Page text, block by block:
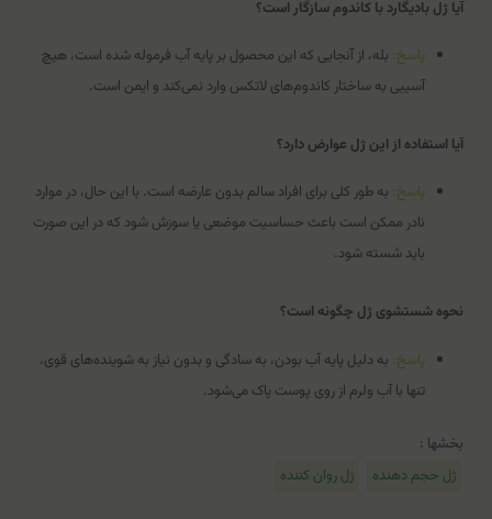
آیا ژل بادیگارد با کاندوم سازگار است؟
پاسخ: بله، از آنجایی که این محصول بر پایه آب فرموله شده است، هیچ
آسیبی به ساختار کاندوم‌های لاتکس وارد نمی‌کند و ایمن است.
آیا استفاده از این ژل عوارض دارد؟
پاسخ: به طور کلی برای افراد سالم بدون عارضه است. با این حال، در موارد
نادر ممکن است باعث حساسیت موضعی یا سوزش شود که در این صورت
باید شسته شود.
نحوه شستشوی ژل چگونه است؟
پاسخ: به دلیل پایه آب بودن، به سادگی و بدون نیاز به شوینده‌های قوی،
تنها با آب ولرم از روی پوست پاک می‌شود.
بخشها :
ژل حجم دهنده
ژل روان کننده